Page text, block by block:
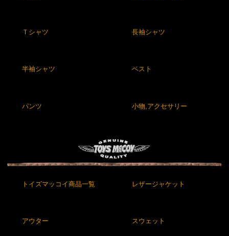
Ｔシャツ 長袖シャツ
半袖シャツ ベスト
パンツ 小物,アクセサリー
トイズマッコイ商品一覧 レザージャケット
アウター スウェット